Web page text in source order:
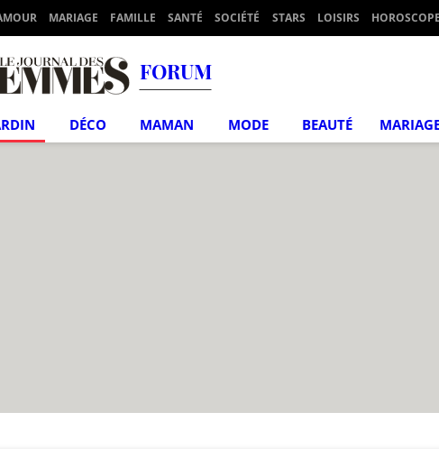
MARIAGE FAMILLE SANTÉ SOCIÉTÉ STARS LOISIRS HOROSCOPE
FORUM
DÉCO MAMAN MODE BEAUTÉ